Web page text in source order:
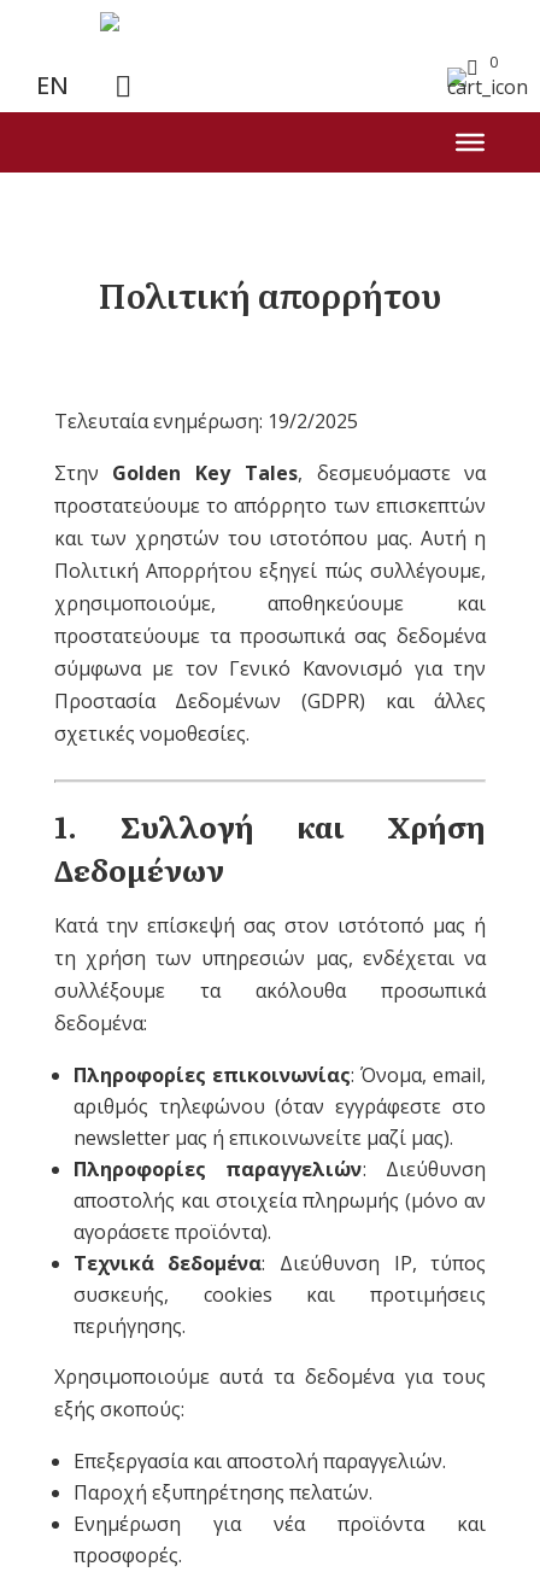
0
EN
Πολιτική απορρήτου
Τελευταία ενημέρωση: 19/2/2025
Στην Golden Key Tales, δεσμευόμαστε να
προστατεύουμε το απόρρητο των επισκεπτών
και των χρηστών του ιστοτόπου μας. Αυτή η
Πολιτική Απορρήτου εξηγεί πώς συλλέγουμε,
χρησιμοποιούμε, αποθηκεύουμε και
προστατεύουμε τα προσωπικά σας δεδομένα
σύμφωνα με τον Γενικό Κανονισμό για την
Προστασία Δεδομένων (GDPR) και άλλες
σχετικές νομοθεσίες.
1. Συλλογή και Χρήση
Δεδομένων
Κατά την επίσκεψή σας στον ιστότοπό μας ή
τη χρήση των υπηρεσιών μας, ενδέχεται να
συλλέξουμε τα ακόλουθα προσωπικά
δεδομένα:
Πληροφορίες επικοινωνίας: Όνομα, email,
αριθμός τηλεφώνου (όταν εγγράφεστε στο
newsletter μας ή επικοινωνείτε μαζί μας).
Πληροφορίες παραγγελιών: Διεύθυνση
αποστολής και στοιχεία πληρωμής (μόνο αν
αγοράσετε προϊόντα).
Τεχνικά δεδομένα: Διεύθυνση IP, τύπος
συσκευής, cookies και προτιμήσεις
περιήγησης.
Χρησιμοποιούμε αυτά τα δεδομένα για τους
εξής σκοπούς:
Επεξεργασία και αποστολή παραγγελιών.
Παροχή εξυπηρέτησης πελατών.
Ενημέρωση για νέα προϊόντα και
προσφορές.